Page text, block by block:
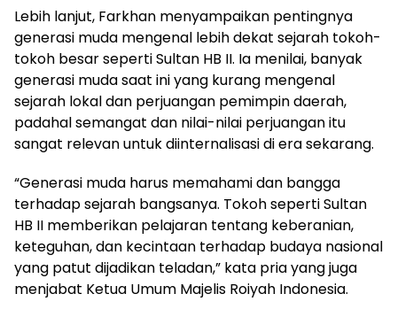
Lebih lanjut, Farkhan menyampaikan pentingnya
generasi muda mengenal lebih dekat sejarah tokoh-
tokoh besar seperti Sultan HB II. Ia menilai, banyak
generasi muda saat ini yang kurang mengenal
sejarah lokal dan perjuangan pemimpin daerah,
padahal semangat dan nilai-nilai perjuangan itu
sangat relevan untuk diinternalisasi di era sekarang.
“Generasi muda harus memahami dan bangga
terhadap sejarah bangsanya. Tokoh seperti Sultan
HB II memberikan pelajaran tentang keberanian,
keteguhan, dan kecintaan terhadap budaya nasional
yang patut dijadikan teladan,” kata pria yang juga
menjabat Ketua Umum Majelis Roiyah Indonesia.